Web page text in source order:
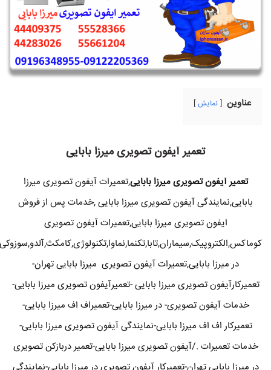
عناوین نمایش
تعمیر آیفون تصویری میرزا بابایی
تعمیر آیفون تصویری میرزا بابایی,تعمیرات آیفون تصویری میرزا
بابایی,نمایندگی آیفون تصویری میرزا بابایی ,خدمات پس از فروش
ایفون تصویری میرزا بابایی,تعمیرات آیفون تصویری
کوماکس,الکتروپیک,سیماران,تابا,تکنما,نماوا,تکنولوژی,کامکث,آلدو,سوزوکی
در میرزا بابایی,تعمیرات آیفون تصویری میرزا بابایی تهران-
تعمیرکارآیفون تصویری میرزا بابایی -تعمیرآیفون تصویری میرزا بابایی-
خدمات آیفون تصویری- در میرزا بابایی-تعمیراف اف میرزا بابایی-
تعمیرکار اف اف میرزا بابایی-نمایندگی آیفون تصویری میرزا بابایی-
خدمات تعمیرات ./آیفون تصویری میرزا بابایی-تعمیر دربازکن تصویری